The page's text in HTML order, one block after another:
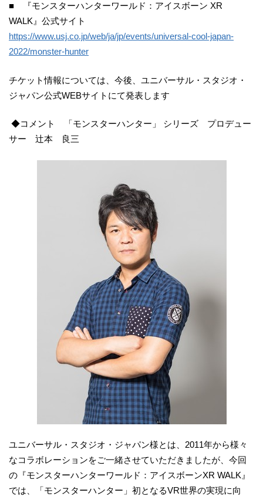
■ 『モンスターハンターワールド：アイスボーン XR
WALK』公式サイト
https://www.usj.co.jp/web/ja/jp/events/universal-cool-japan-
2022/monster-hunter
チケット情報については、今後、ユニバーサル・スタジオ・
ジャパン公式WEBサイトにて発表します
◆コメント 「モンスターハンター」 シリーズ プロデュー
サー 辻本 良三
ユニバーサル・スタジオ・ジャパン様とは、2011年から様々
なコラボレーションをご一緒させていただきましたが、今回
の『モンスターハンターワールド：アイスボーンXR WALK』
では、「モンスターハンター」初となるVR世界の実現に向